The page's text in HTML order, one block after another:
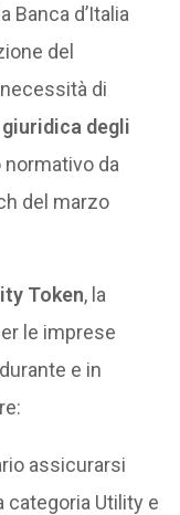
Banca d’Italia
del
di
degli
da
del marzo
Token, la
le imprese
e in
assicurarsi
categoria Utility e